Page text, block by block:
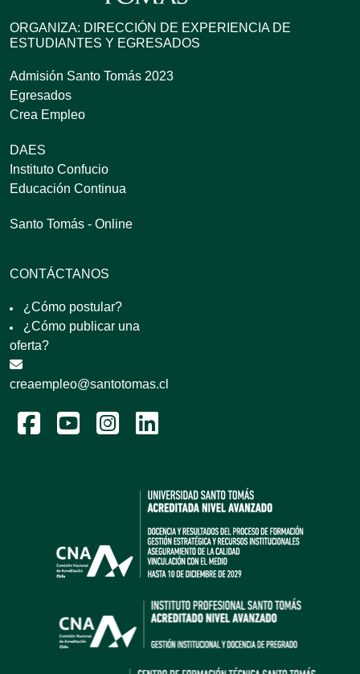
ORGANIZA: DIRECCIÓN DE EXPERIENCIA DE
ESTUDIANTES Y EGRESADOS
Admisión Santo Tomás 2023
Egresados
Crea Empleo
DAES
Instituto Confucio
Educación Continua
Santo Tomás - Online
CONTÁCTANOS
¿Cómo postular?
¿Cómo publicar una
oferta?
creaempleo@santotomas.cl